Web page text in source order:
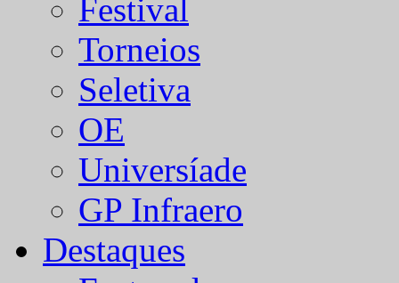
Festival
Torneios
Seletiva
OE
Universíade
GP Infraero
Destaques